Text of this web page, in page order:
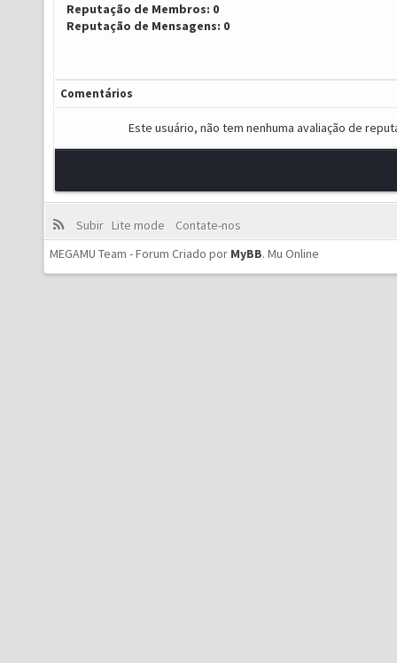
Reputação de Membros: 0
Reputação de Mensagens: 0
Comentários
Este usuário, não tem nenhuma avaliação de
Subir Lite mode
Contate-nos
MEGAMU Team - Forum Criado por MyBB. Mu Online